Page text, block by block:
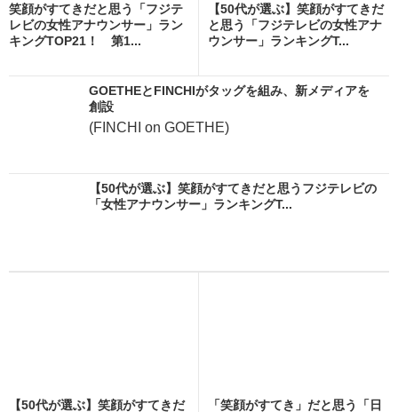
笑顔がすてきだと思う「フジテ
レビの女性アナウンサー」ラン
キングTOP21！ 第1...
【50代が選ぶ】笑顔がすてきだ
と思う「フジテレビの女性アナ
ウンサー」ランキングT...
GOETHEとFINCHIがタッグを組み、新メディアを
創設
(FINCHI on GOETHE)
【50代が選ぶ】笑顔がすてきだと思うフジテレビの
「女性アナウンサー」ランキングT...
【50代が選ぶ】笑顔がすてきだ 「笑顔がすてき」だと思う「日